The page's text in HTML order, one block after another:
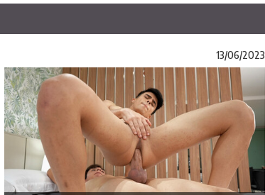
13/06/2023